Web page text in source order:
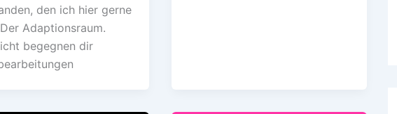
den ich hier gerne
Adaptionsraum.
begegnen dir